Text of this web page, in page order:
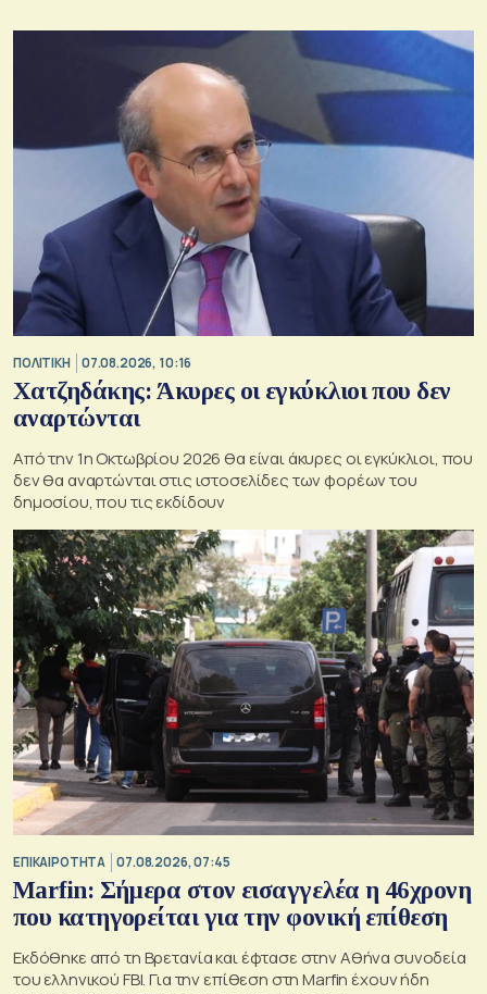
ΠΟΛΙΤΙΚΗ 07.08.2026, 10:16
Χατζηδάκης: Άκυρες οι εγκύκλιοι που δεν
αναρτώνται
Από την 1η Οκτωβρίου 2026 θα είναι άκυρες οι εγκύκλιοι, που
δεν θα αναρτώνται στις ιστοσελίδες των φορέων του
δημοσίου, που τις εκδίδουν
ΕΠΙΚΑΙΡΟΤΗΤΑ 07.08.2026, 07:45
Marfin: Σήμερα στον εισαγγελέα η 46χρονη
που κατηγορείται για την φονική επίθεση
Εκδόθηκε από τη Βρετανία και έφτασε στην Αθήνα συνοδεία
του ελληνικού FBI. Για την επίθεση στη Marfin έχουν ήδη